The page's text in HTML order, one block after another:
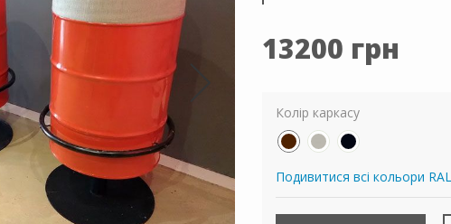
13200 грн
Колір каркасу
Подивитися всі кольори RAL